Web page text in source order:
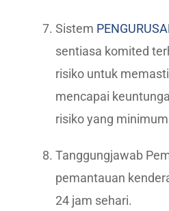
Sistem
sentiasa komited
risiko untuk
mencapai
risiko yang
Tanggungjawab
pemantauan
24 jam sehari.